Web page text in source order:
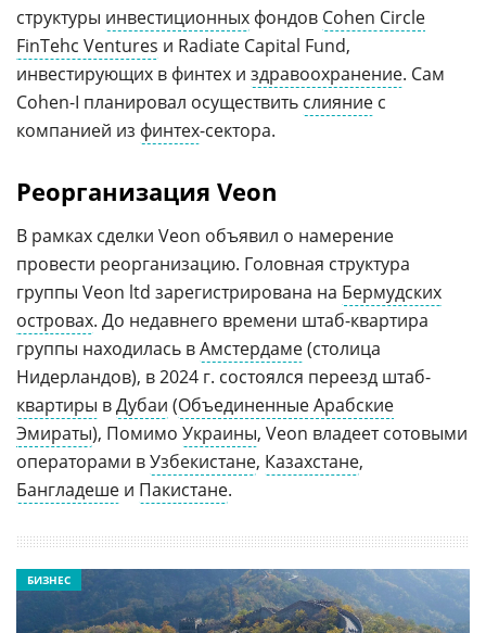
структуры инвестиционных фондов Cohen Circle
FinTehc Ventures и Radiate Capital Fund,
инвестирующих в финтех и здравоохранение. Сам
Cohen-I планировал осуществить слияние с
компанией из финтех-сектора.
Реорганизация Veon
В рамках сделки Veon объявил о намерение
провести реорганизацию. Головная структура
группы Veon ltd зарегистрирована на Бермудских
островах. До недавнего времени штаб-квартира
группы находилась вАмстердаме(столица
Нидерландов), в 2024 г. состоялся переезд штаб-
квартиры вДубаи (Объединенные Арабские
Эмираты), Помимо Украины, Veon владеет сотовыми
операторами вУзбекистане, Казахстане,
Бангладеше и Пакистане.
БИЗНЕС